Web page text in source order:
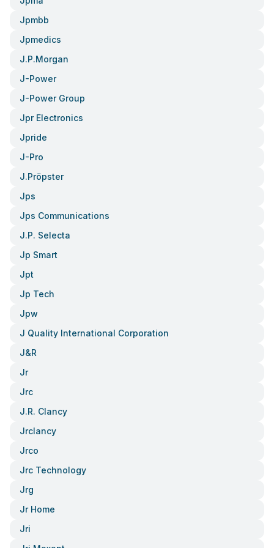
Jpmbb
Jpmedics
J.p.morgan
J-Power
J-Power Group
Jpr Electronics
Jpride
J-Pro
J.pröpster
Jps
Jps Communications
J.p. Selecta
Jp Smart
Jpt
Jp Tech
Jpw
J Quality International Corporation
J&r
Jr
Jrc
J.r. Clancy
Jrclancy
Jrco
Jrc Technology
Jrg
Jr Home
Jri